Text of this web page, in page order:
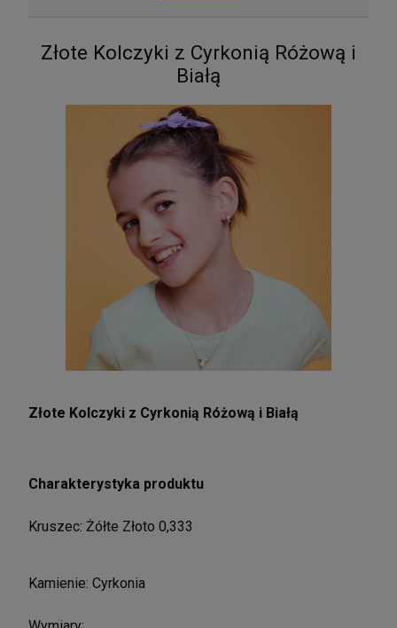
Złote Kolczyki z Cyrkonią Różową i
Białą
Złote Kolczyki z Cyrkonią Różową i Białą
Charakterystyka produktu
Kruszec: Żółte Złoto 0,333
Kamienie: Cyrkonia